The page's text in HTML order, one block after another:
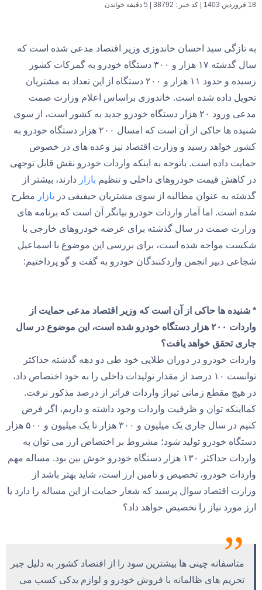
18 فروردین 1403 کد خبر : 38792 5 دقیقه خواندن
به تازگی سید احسان خاندوزی وزیر اقتصاد مدعی شده است که
سال گذشته ۱۷ هزار و ۳۰۰ دستگاه خودرو به گمرکات کشور
رسیده و حدود ۱۱ هزار و ۲۰۰ دستگاه از این تعداد به مشتریان
تحویل داده شده است. خاندوزی براساس اعلام وزارت صمت
مدعی ورود ۲۰ هزار دستگاه خودرو جدید به کشور است، از سوی
شنیده ها حاکی از آن است که امسال ۲۰۰ هزار دستگاه خودرو به
کشور خواهد رسید و وزارت اقتصاد نیز وعده های در خصوص
حمایت داده است. باتوجه به اینکه واردات خودرو نقش قابل توجهی
در کاهش قیمت خودروهای داخلی و تنظیم بازار دارند، بیشتر از
گذشته به عنوان مطالبه از سوی مشتریان حیقیقی در بازار مطرح
شده است. اما آمار واردات خودرو بیانگر آن است که برنامه های
وزارت صمت در سال گذشته برای عرضه خودروهای خارجی با
شکست مواجه شده است، برای بررسی این موضوع با اسماعیل
شجاعی دبیر انجمن واردکنندگان خودرو به گفت و گو پرداختیم:
* شنیده ها حاکی از آن است که وزیر اقتصاد مدعی حمایت از
واردات ۲۰۰ هزار دستگاه خودرو شده است، این موضوع در سال
جاری تحقق خواهد یافت؟
واردات خودرو در دوران طلایی خود طی دو دهه گذشته حداکثر
توانست ۱۰ درصد از مقدار تولیدات داخلی را به خود اختصاص داد،
در هیچ مقطع زمانی تیراژ واردات فراتر از درصد مذکور نرفت.
کمااینکه توان و ظرفیت واردات وجود داشته و داریم، اگر فرض
کنیم در سال جاری یک میلیون و ۳۰۰ هزار تا یک میلیون و ۵۰۰ هزار
دستگاه خودرو تولید شود؛ مشروط بر اختصاص ارز می توان به
واردات حداکثر ۱۳۰ هزار دستگاه خودرو خوش بین بود. مساله مهم
واردات خودرو، تخصیص و تامین ارز است، شاید بهتر باشد از
وزارت اقتصاد سوال پرسید که شعار حمایت از این مساله را دارد یا
ارز مورد نیاز را تخصیص خواهد داد؟
متاسفانه چینی ها بیشترین سود را از اقتصاد کشور به دلیل جبر
تحریم های ظالمانه با فروش خودرو و لوازم یدکی کسب می